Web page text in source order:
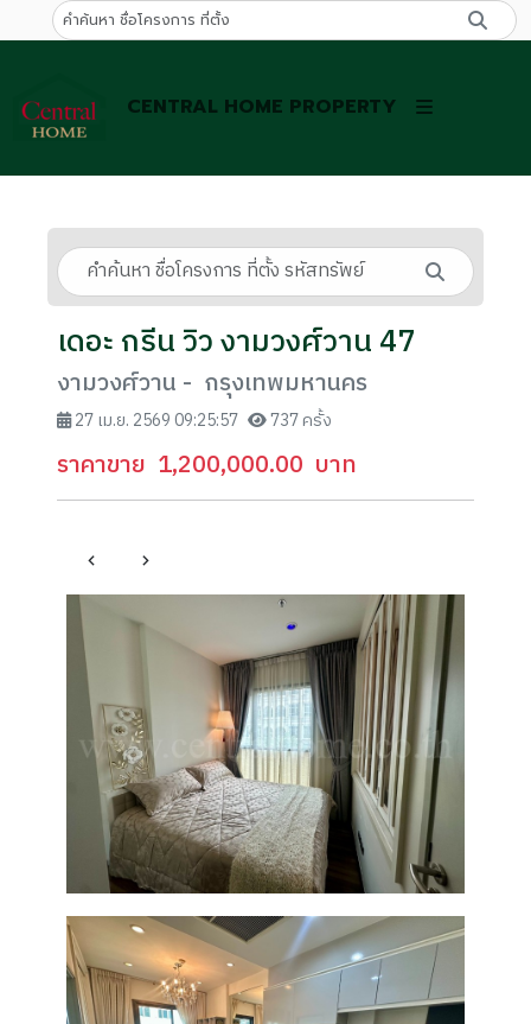
CENTRAL HOME PROPERTY
เดอะ กรีน วิว งามวงศ์วาน 47
งามวงศ์วาน - กรุงเทพมหานคร
27 เม.ย. 2569 09:25:57 737 ครั้ง
ราคาขาย 1,200,000.00 บาท